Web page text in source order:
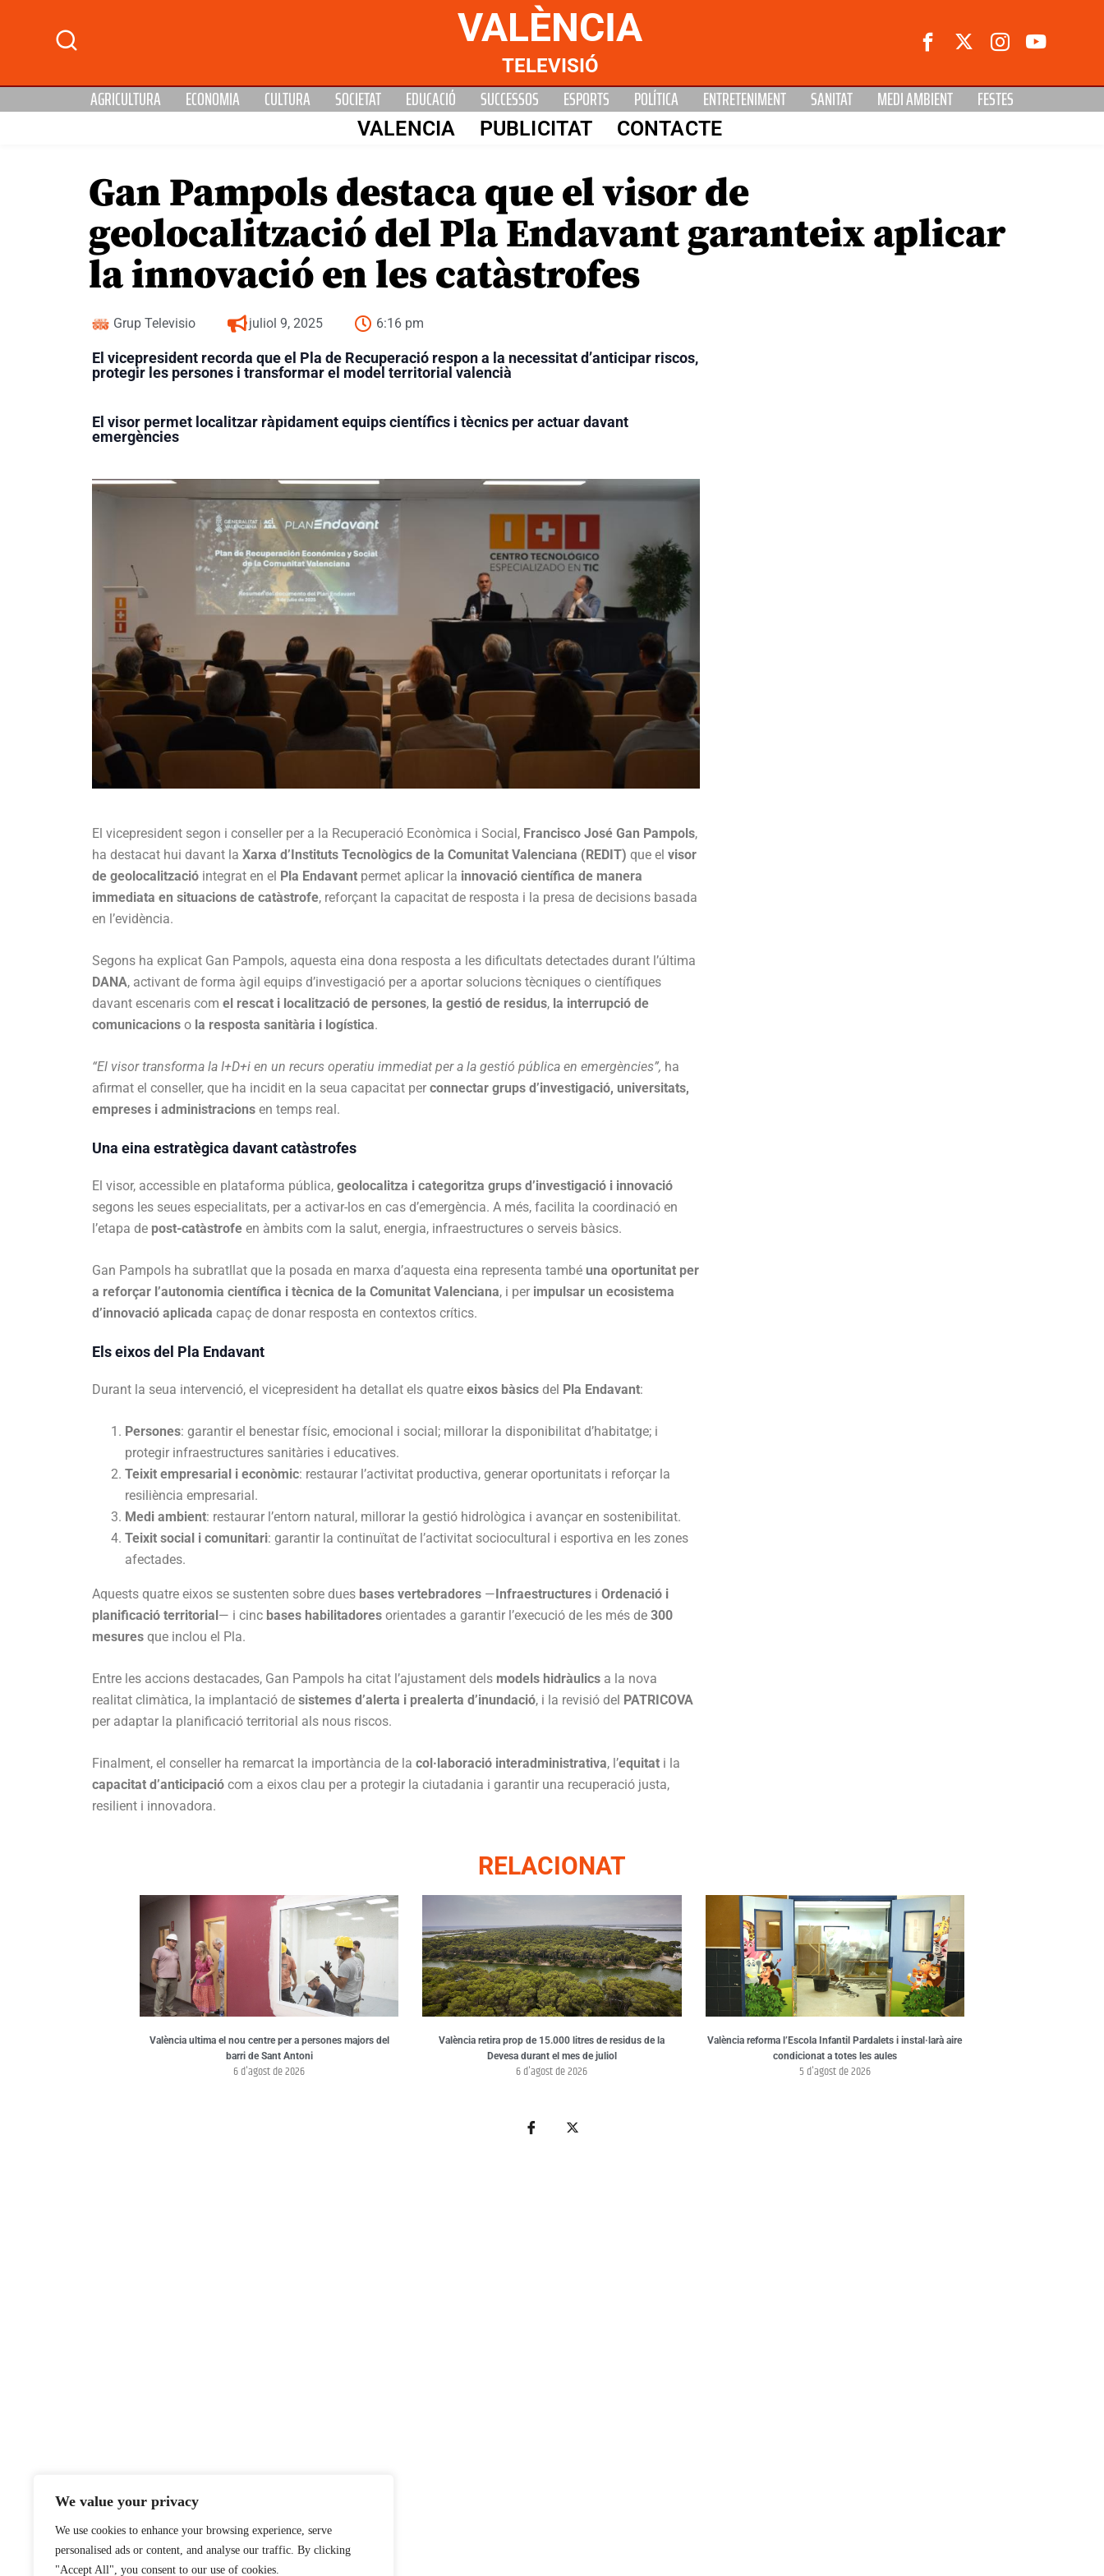
We value your privacy
We use cookies to enhance your browsing experience, serve
personalised ads or content, and analyse our traffic. By clicking
"Accept All", you consent to our use of cookies.
VALÈNCIA
TELEVISIÓ
AGRICULTURA ECONOMIA CULTURA SOCIETAT EDUCACIÓ SUCCESSOS ESPORTS POLÍTICA ENTRETENIMENT SANITAT MEDI AMBIENT FESTES
VALENCIA PUBLICITAT CONTACTE
Gan Pampols destaca que el visor de
geolocalització del Pla Endavant garanteix aplicar
la innovació en les catàstrofes
Grup Televisio juliol 9, 2025 6:16 pm
E vicepresident recorda que el Pla de Recuperació respon a la necessitat d’anticipar riscos,
protegir les persones i transformar el model territorial valencià
El visor permet localitzar ràpidament equips científics i tècnics per actuar davant
emergències
El vicepresident segon i conseller per a la Recuperació Econòmica i Social, Francisco José Gan Pampols,
ha destacat hui davant la Xarxa d’Instituts Tecnològics de la Comunitat Valenciana (REDIT) que el visor
de geolocalització integrat en el Pla Endavant permet aplicar la innovació científica de manera
immediata en situacions de catàstrofe, reforçant la capacitat de resposta i la presa de decisions basada
en l’evidència.
Segons ha explicat Gan Pampols, aquesta eina dona resposta a les dificultats detectades durant l’última
DANA, activant de forma àgil equips d’investigació per a aportar solucions tècniques o científiques
davant escenaris com el rescat i localització de persones, la gestió de residus, la interrupció de
comunicacions o la resposta sanitària i logística.
“El visor transforma la I+D+i en un recurs operatiu immediat per a la gestió pública en emergències”, ha
afirmat el conseller, que ha incidit en la seua capacitat per connectar grups d’investigació, universitats,
empreses i administracions en temps real.
Una eina estratègica davant catàstrofes
El visor, accessible en plataforma pública, geolocalitza i categoritza grups d’investigació i innovació
segons les seues especialitats, per a activar-los en cas d’emergència. A més, facilita la coordinació en
l’etapa de post-catàstrofe en àmbits com la salut, energia, infraestructures o serveis bàsics.
Gan Pampols ha subratllat que la posada en marxa d’aquesta eina representa també una oportunitat per
a reforçar l’autonomia científica i tècnica de la Comunitat Valenciana, i per impulsar un ecosistema
d’innovació aplicada capaç de donar resposta en contextos crítics.
Els eixos del Pla Endavant
Durant la seua intervenció, el vicepresident ha detallat els quatre eixos bàsics del Pla Endavant:
Persones: garantir el benestar físic, emocional i social; millorar la disponibilitat d’habitatge; i
protegir infraestructures sanitàries i educatives.
Teixit empresarial i econòmic: restaurar l’activitat productiva, generar oportunitats i reforçar la
resiliència empresarial.
Medi ambient: restaurar l’entorn natural, millorar la gestió hidrològica i avançar en sostenibilitat.
Teixit social i comunitari: garantir la continuïtat de l’activitat sociocultural i esportiva en les zones
afectades.
Aquests quatre eixos se sustenten sobre dues bases vertebradores —Infraestructures i Ordenació i
planificació territorial— i cinc bases habilitadores orientades a garantir l’execució de les més de 300
mesures que inclou el Pla.
Entre les accions destacades, Gan Pampols ha citat l’ajustament dels models hidràulics a la nova
realitat climàtica, la implantació de sistemes d’alerta i prealerta d’inundació, i la revisió del PATRICOVA
per adaptar la planificació territorial als nous riscos.
Finalment, el conseller ha remarcat la importància de la col·laboració interadministrativa, l’equitat i la
capacitat d’anticipació com a eixos clau per a protegir la ciutadania i garantir una recuperació justa,
resilient i innovadora.
RELACIONAT
València ultima el nou centre per a persones majors del
barri de Sant Antoni
6 d'agost de 2026
València retira prop de 15.000 litres de residus de la
Devesa durant el mes de juliol
6 d'agost de 2026
València reforma l’Escola Infantil Pardalets i instal·larà aire
condicionat a totes les aules
5 d'agost de 2026